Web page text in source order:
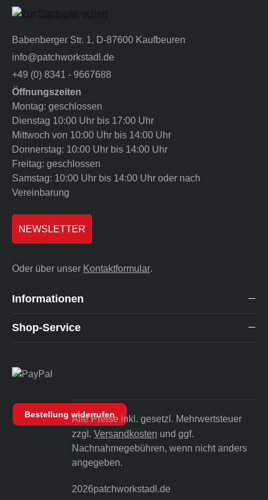
Babenberger Str. 1, D-87600 Kaufbeuren
info@patchworkstadl.de
+49 (0) 8341 - 9667688
Öffnungszeiten
Montag: geschlossen
Dienstag 10:00 Uhr bis 17:00 Uhr
Mittwoch von 10:00 Uhr bis 14:00 Uhr
Donnerstag: 10:00 Uhr bis 14:00 Uhr
Freitag: geschlossen
Samstag: 10:00 Uhr bis 14:00 Uhr oder nach
Vereinbarung
NEWSLETTER
Oder über unser Kontaktformular.
Informationen
Shop-Service
Bestellung widerrufenAlle Preise inkl. gesetzl. Mehrwertsteuer
zzgl. Versandkosten und ggf.
Nachnahmegebühren, wenn nicht anders
angegeben.
2026patchworkstadl.de